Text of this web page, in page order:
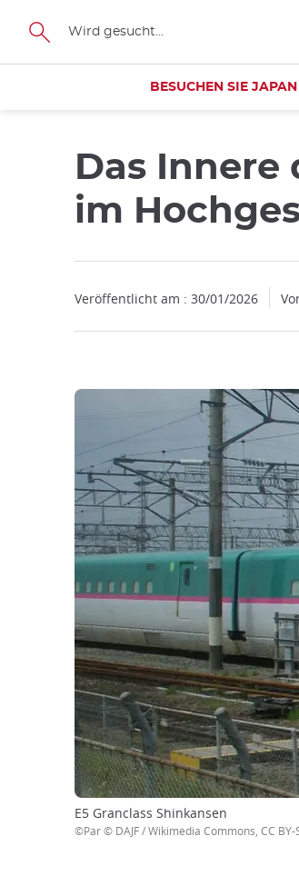
Größe
BESUCHEN SIE JAPAN
Das Innere
im
Veröffentlicht am : 30/01/2026
E5 Granclass Shinkansen
©Par © DAJF / Wikimedia Commons, CC